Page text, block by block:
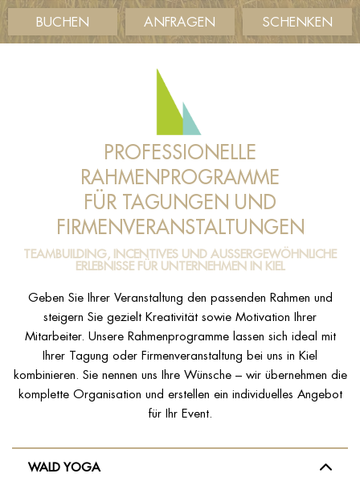
BUCHEN ANFRAGEN SCHENKEN
PROFESSIONELLE
RAHMENPROGRAMME
FÜR TAGUNGEN UND
FIRMENVERANSTALTUNGEN
TEAMBUILDING, INCENTIVES UND AUSSERGEWÖHNLICHE E
RLEBNISSE FÜR UNTERNEHMEN IN KIEL
Geben Sie Ihrer Veranstaltung den passenden Rahmen und
steigern Sie gezielt Kreativität sowie Motivation Ihrer
Mitarbeiter. Unsere Rahmenprogramme lassen sich ideal mit
Ihrer Tagung oder Firmenveranstaltung bei uns in Kiel
kombinieren. Sie nennen uns Ihre Wünsche – wir übernehmen die
komplette Organisation und erstellen ein individuelles Angebot
für Ihr Event.
WALD YOGA